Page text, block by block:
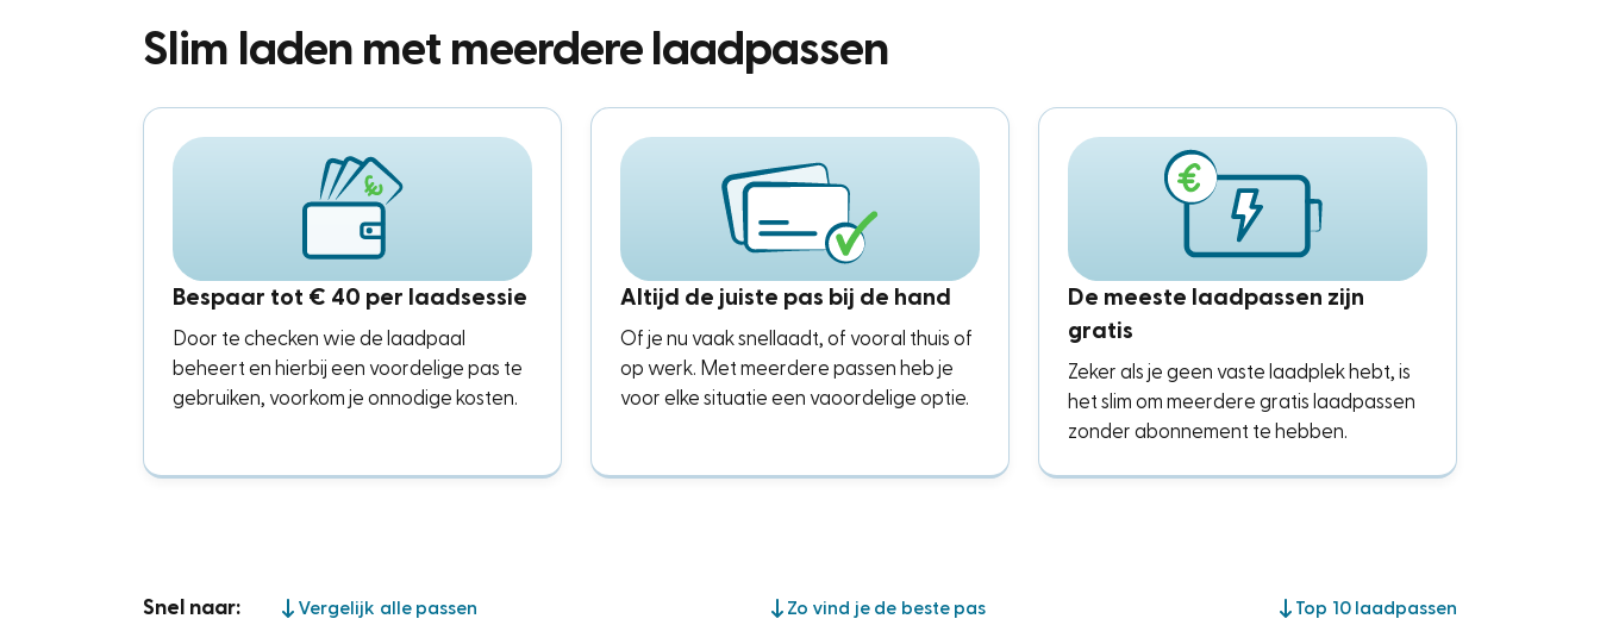
Slim laden met meerdere laadpassen
Bespaar tot € 40 per laadsessie
Door te checken wie de laadpaal
beheert en hierbij een voordelige pas te
gebruiken, voorkom je onnodige kosten.
Altijd de juiste pas bij de hand
Of je nu vaak snellaadt, of vooral thuis of
op werk. Met meerdere passen heb je
voor elke situatie een vaoordelige optie.
De meeste laadpassen zijn
gratis
Zeker als je geen vaste laadplek hebt, is
het slim om meerdere gratis laadpassen
zonder abonnement te hebben.
Snel naar: Vergelijk alle passen Zo vind je de beste pas Top 10 laadpassen